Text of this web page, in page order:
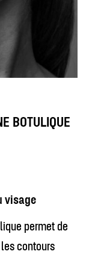
BOTULIQUE
visage
permet de
contours